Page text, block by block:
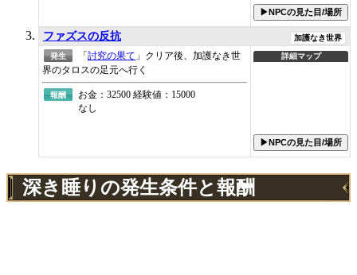
▶NPCの見た目/場所
ファズスの反抗 加護なき世界
発生 「 討究の果て 」クリア後、加護なき世
界のタロスの足元へ行く
報酬
お金：32500 経験値：15000
なし
詳細マップ
▶NPCの見た目/場所
深き睡りの発生条件と報酬